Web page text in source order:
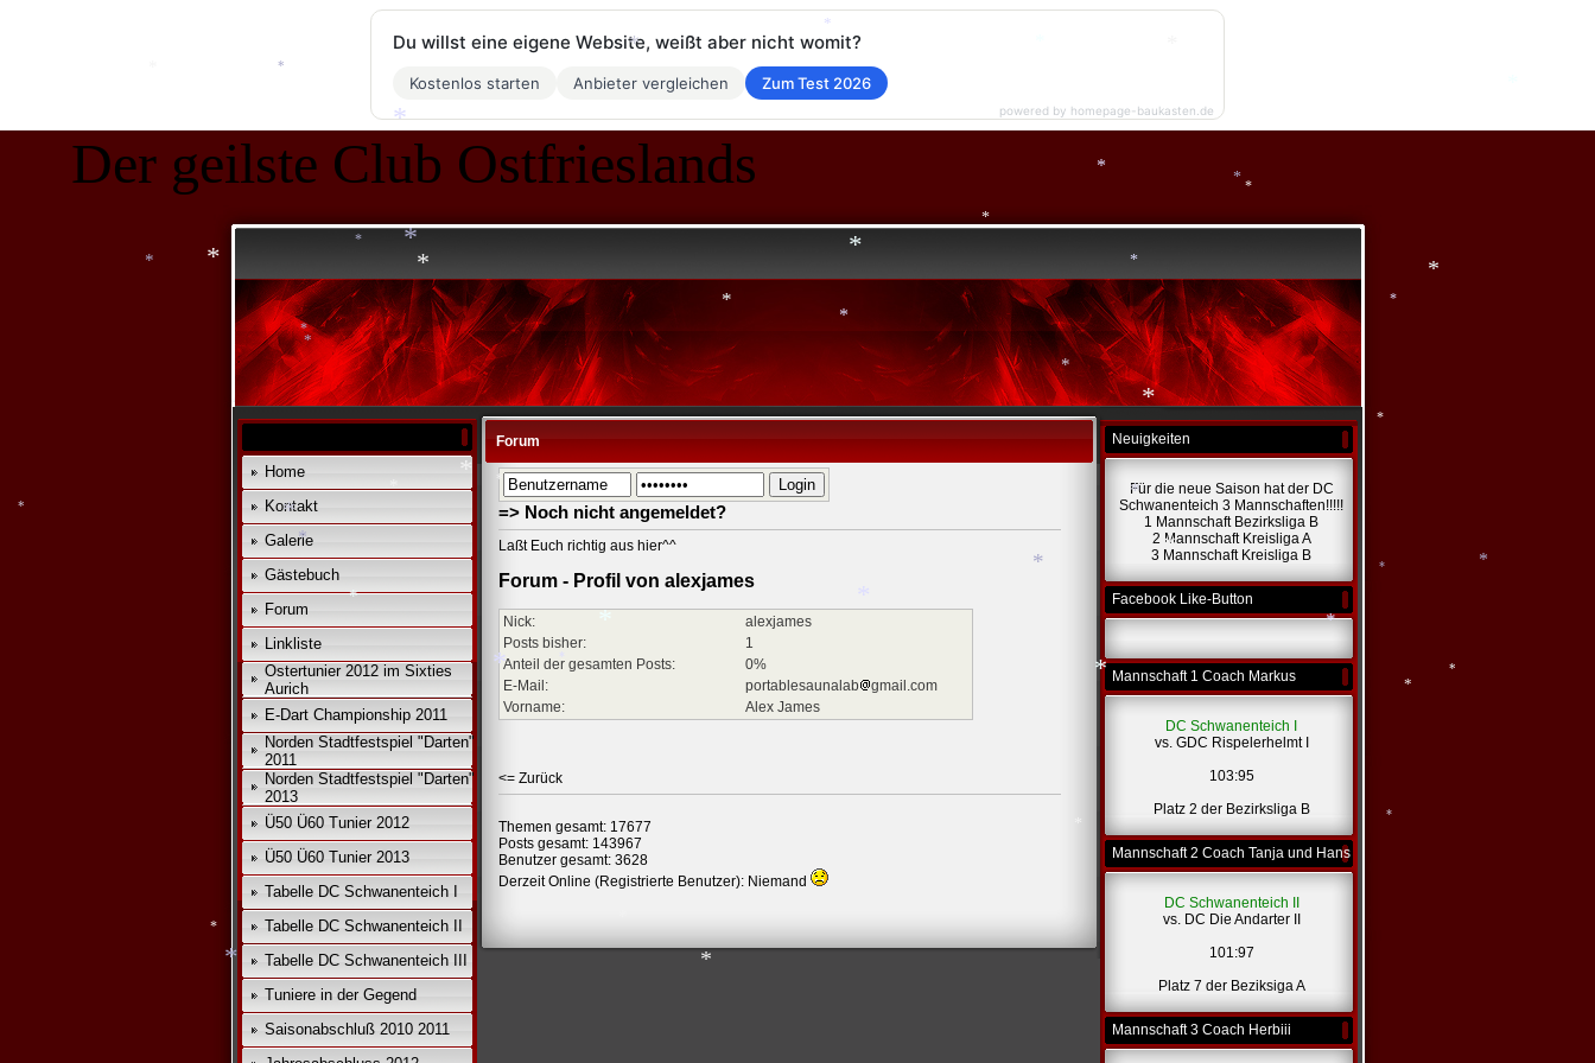
Der geilste Club Ostfrieslands
Home
Kontakt
Galerie
Gästebuch
Forum
Linkliste
Ostertunier 2012 im Sixties
Aurich
E-Dart Championship 2011
Norden Stadtfestspiel "Darten"
2011
Norden Stadtfestspiel "Darten"
2013
Ü50 Ü60 Tunier 2012
Ü50 Ü60 Tunier 2013
Tabelle DC Schwanenteich I
Tabelle DC Schwanenteich II
Tabelle DC Schwanenteich III
Tuniere in der Gegend
Saisonabschluß 2010 2011
Forum
=> Noch nicht angemeldet?
Laßt Euch richtig aus hier^^
Forum - Profil von alexjames
Nick:
alexjames
Posts bisher:
1
Anteil der gesamten Posts:
0%
E-Mail:
portablesaunalab
gmail.com
Vorname:
Alex James
<= Zurück
Themen gesamt: 17677
Posts gesamt: 143967
Benutzer gesamt: 3628
Derzeit Online (Registrierte Benutzer): Niemand
Neuigkeiten
Für die neue Saison hat der DC
Schwanenteich 3 Mannschaften!!!!!
1 Mannschaft Bezirksliga B
2 Mannschaft Kreisliga A
3 Mannschaft Kreisliga B
Facebook Like-Button
Mannschaft 1 Coach Markus
DC Schwanenteich I
vs. GDC Rispelerhelmt I
103:95
Platz 2 der Bezirksliga B
Mannschaft 2 Coach Tanja und Hans
DC Schwanenteich II
vs. DC Die Andarter II
101:97
Platz 7 der Beziksiga A
Mannschaft 3 Coach Herbiii
Du willst eine eigene Website, weißt aber nicht womit?
Kostenlos starten Anbieter vergleichen Zum Test 2026
powered by homepage-baukasten.de
*
*
*
*
*
*
*
*
*
*
*
*
*
*
*
*
*
*
*
*
*
*
*
*